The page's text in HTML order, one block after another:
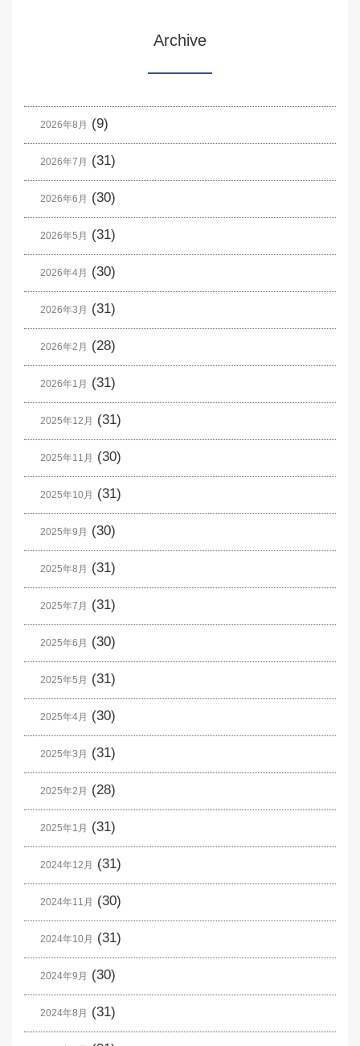
Archive
2026年8月 (9)
2026年7月 (31)
2026年6月 (30)
2026年5月 (31)
2026年4月 (30)
2026年3月 (31)
2026年2月 (28)
2026年1月 (31)
2025年12月 (31)
2025年11月 (30)
2025年10月 (31)
2025年9月 (30)
2025年8月 (31)
2025年7月 (31)
2025年6月 (30)
2025年5月 (31)
2025年4月 (30)
2025年3月 (31)
2025年2月 (28)
2025年1月 (31)
2024年12月 (31)
2024年11月 (30)
2024年10月 (31)
2024年9月 (30)
2024年8月 (31)